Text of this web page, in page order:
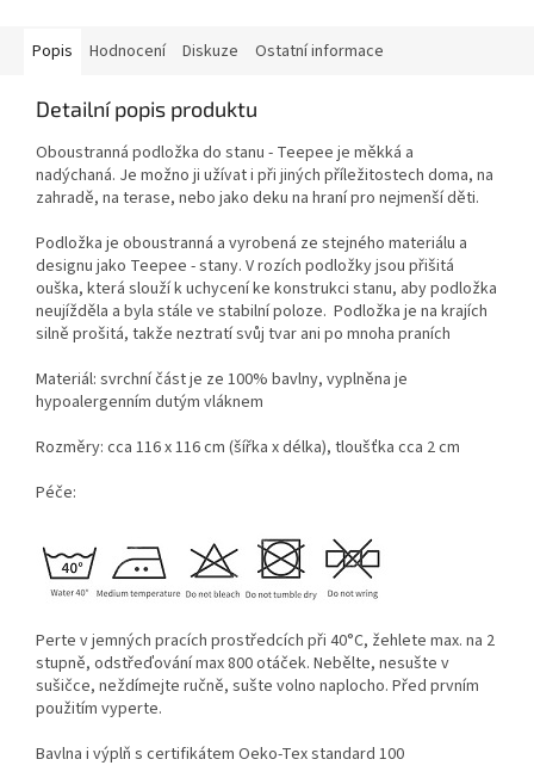
Popis Hodnocení Diskuze Ostatní informace
Detailní popis produktu
Oboustranná podložka do stanu - Teepee je měkká a
nadýchaná. Je možno ji užívat i při jiných příležitostech doma, na
zahradě, na terase, nebo jako deku na hraní pro nejmenší děti.
Podložka je oboustranná a vyrobená ze stejného materiálu a
designu jako Teepee - stany. V rozích podložky jsou přišitá
ouška, která slouží k uchycení ke konstrukci stanu, aby podložka
neujížděla a byla stále ve stabilní poloze. Podložka je na krajích
silně prošitá, takže neztratí svůj tvar ani po mnoha praních
Materiál: svrchní část je ze 100% bavlny, vyplněna je
hypoalergenním dutým vláknem
Rozměry: cca 116 x 116 cm (šířka x délka), tloušťka cca 2 cm
Péče:
Perte v jemných pracích prostředcích při 40°C, žehlete max. na 2
stupně, odstřeďování max 800 otáček. Nebělte, nesušte v
sušičce, neždímejte ručně, sušte volno naplocho. Před prvním
použitím vyperte.
Bavlna i výplň s certifikátem Oeko-Tex standard 100